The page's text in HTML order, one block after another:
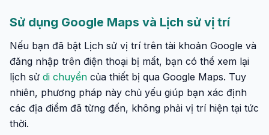
Sử dụng Google Maps và Lịch sử vị trí
Nếu bạn đã bật Lịch sử vị trí trên tài khoản Google và
đăng nhập trên điện thoại bị mất, bạn có thể xem lại
lịch sử di chuyển của thiết bị qua Google Maps. Tuy
nhiên, phương pháp này chủ yếu giúp bạn xác định
các địa điểm đã từng đến, không phải vị trí hiện tại tức
thời.